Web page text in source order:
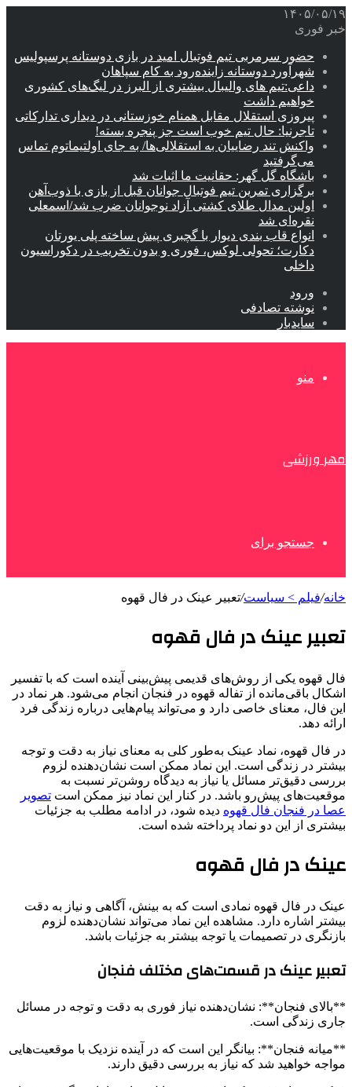
۱۴۰۵/۰۵/۱۹
خبر فوری
حضور سرمربی تیم فوتبال امید در بازی دوستانه پرسپولیس
شهرآورد دوستانه زاینده‌رود به کام سپاهان
داعی:تیم های والیبال بیشتری از البرز در لیگ‌های کشوری
خواهیم داشت
پیروزی استقلال مقابل همنام خوزستانی در دیداری تدارکاتی
تاجرنیا: حال تیم خوب است جز پنجره بسته!
واکنش تند رضاییان به استقلالی‌ها/ به جای اولتیماتوم تماس
می‌گرفتید
باشگاه گل گهر: حقانیت ما اثبات شد
برگزاری تمرین تیم فوتبال جوانان قبل از بازی با ذوب‌آهن
اولین مدال طلای کشتی آزاد نوجوانان ضرب شد/اسمعلی
نقره‌ای شد
انواع قاب بندی دیوار با گچبری پیش ساخته پلی یورتان
دکارت؛ تحولی لوکس، فوری و بدون تخریب در دکوراسیون
داخلی
ورود
نوشته تصادفی
سایدبار
منو
مهر ورزشی
جستجو برای
خانه/فیلم > سیاست/تعبیر عینک در فال قهوه
تعبیر عینک در فال قهوه
فال قهوه یکی از روش‌های قدیمی پیش‌بینی آینده است که با تفسیر
اشکال باقی‌مانده از تفاله قهوه در فنجان انجام می‌شود. هر نماد در
این فال، معنای خاصی دارد و می‌تواند پیام‌هایی درباره زندگی فرد
ارائه دهد.
در فال قهوه، نماد عینک به‌طور کلی به معنای نیاز به دقت و توجه
بیشتر در زندگی است. این نماد ممکن است نشان‌دهنده لزوم
بررسی دقیق‌تر مسائل یا نیاز به دیدگاه روشن‌تر نسبت به
موقعیت‌های پیش‌رو باشد. در کنار این نماد نیز ممکن است تصویر
عصا در فنجان فال قهوه دیده شود، در ادامه مطلب به جزئیات
بیشتری از این دو نماد پرداخته شده است.
عینک در فال قهوه
عینک در فال قهوه نمادی است که به بینش، آگاهی و نیاز به دقت
بیشتر اشاره دارد. مشاهده این نماد می‌تواند نشان‌دهنده لزوم
بازنگری در تصمیمات یا توجه بیشتر به جزئیات باشد.
تعبیر عینک در قسمت‌های مختلف فنجان
**بالای فنجان**: نشان‌دهنده نیاز فوری به دقت و توجه در مسائل
جاری زندگی است.
**میانه فنجان**: بیانگر این است که در آینده نزدیک با موقعیت‌هایی
مواجه خواهید شد که نیاز به بررسی دقیق دارند.